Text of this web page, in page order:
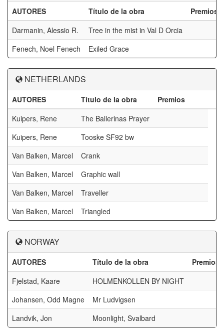
AUTORES Título de la obra
Premios
Darmanin, Alessio R.
Tree in the mist in Val D Orcia
Fenech, Noel Fenech
Exiled Grace
NETHERLANDS
AUTORES Título de la obra
Premios
Kuipers, Rene
The Ballerinas Prayer
Kuipers, Rene
Tooske SF92 bw
Van Balken, Marcel
Crank
Van Balken, Marcel
Graphic wall
Van Balken, Marcel
Traveller
Van Balken, Marcel
Triangled
NORWAY
AUTORES Título de la obra
Premios
Fjelstad, Kaare
HOLMENKOLLEN BY NIGHT
Johansen, Odd Magne
Mr Ludvigsen
Landvik, Jon
Moonlight, Svalbard